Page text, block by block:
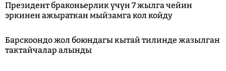
Президент браконьерлик үчүн 7 жылга чейин
эркинен ажыраткан мыйзамга кол койду
Барскоондо жол боюндагы кытай тилинде жазылган
тактайчалар алынды